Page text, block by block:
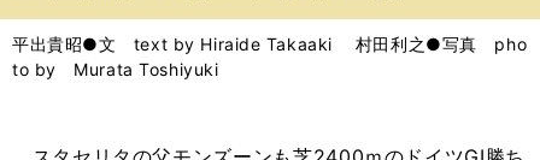
バ
平出貴昭●文 text by Hiraide Takaaki 村田利之●写真 pho
to by Murata Toshiyuki